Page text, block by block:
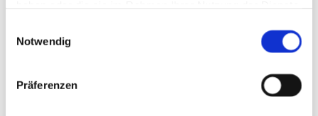
Notwendig
Präferenzen
Ich habe die Datenschutzerklärung zur
elektronischen Speicherung und Verarbeitung
meiner eingegebenen Daten zur